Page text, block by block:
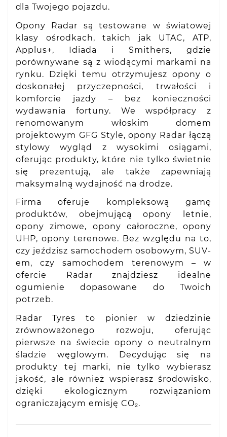
dla Twojego pojazdu.
Opony Radar są testowane w światowej
klasy ośrodkach, takich jak UTAC, ATP,
Applus+, Idiada i Smithers, gdzie
porównywane są z wiodącymi markami na
rynku. Dzięki temu otrzymujesz opony o
doskonałej przyczepności, trwałości i
komforcie jazdy – bez konieczności
wydawania fortuny. We współpracy z
renomowanym włoskim domem
projektowym GFG Style, opony Radar łączą
stylowy wygląd z wysokimi osiągami,
oferując produkty, które nie tylko świetnie
się prezentują, ale także zapewniają
maksymalną wydajność na drodze.
Firma oferuje kompleksową gamę
produktów, obejmującą opony letnie,
opony zimowe, opony całoroczne, opony
UHP, opony terenowe. Bez względu na to,
czy jeździsz samochodem osobowym, SUV-
em, czy samochodem terenowym – w
ofercie Radar znajdziesz idealne
ogumienie dopasowane do Twoich
potrzeb.
Radar Tyres to pionier w dziedzinie
zrównoważonego rozwoju, oferując
pierwsze na świecie opony o neutralnym
śladzie węglowym. Decydując się na
produkty tej marki, nie tylko wybierasz
jakość, ale również wspierasz środowisko,
dzięki ekologicznym rozwiązaniom
ograniczającym emisję CO₂.